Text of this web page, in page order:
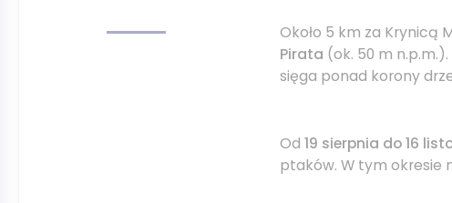
Około 5 km za Krynicą
Pirata (ok. 50 m
sięga ponad korony
Od 19 sierpnia do 16
ptaków. W tym okresie